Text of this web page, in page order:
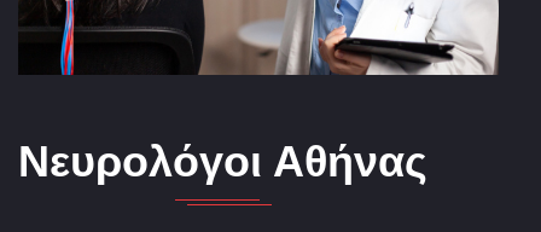
Νευρολόγοι Αθήνας